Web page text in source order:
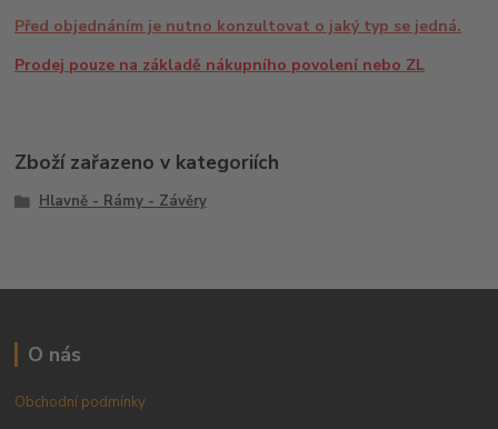
Před objednáním je nutno konzultovat o jaký typ se jedná.
Prodej pouze na základě nákupního povolení nebo ZL
Zboží zařazeno v kategoriích
Hlavně - Rámy - Závěry
O nás
Obchodní podmínky